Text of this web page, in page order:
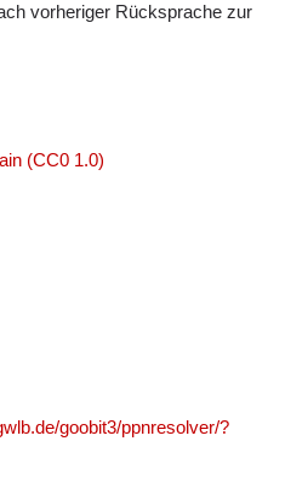
vorheriger Rücksprache zur
(CC0 1.0)
goobit3/ppnresolver/?